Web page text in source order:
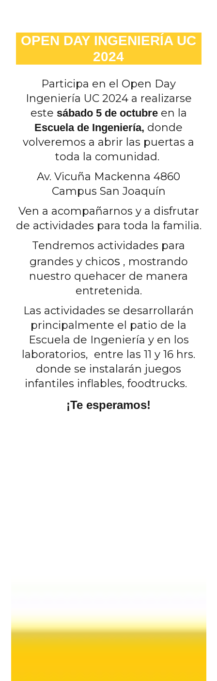
OPEN DAY INGENIERÍA UC
2024
Participa en el Open Day
Ingeniería UC 2024 a realizarse
este sábado 5 de octubreen la
Escuela de Ingeniería, donde
volveremos a abrir las puertas a
toda la comunidad.
Av. Vicuña Mackenna 4860
Campus San Joaquín
Ven a acompañarnos y a disfrutar
de actividades para toda la familia.
Tendremos actividades para
grandes y chicos , mostrando
nuestro quehacer de manera
entretenida.
Las actividades se desarrollarán
principalmente el patio de la
Escuela de Ingeniería y en los
laboratorios, entre las 11 y 16 hrs.
donde se instalarán juegos
infantiles inflables, foodtrucks.
¡Te esperamos!